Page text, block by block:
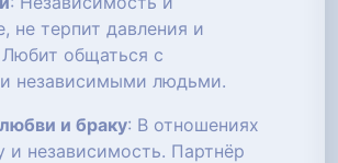
не терпит давления и
общаться с
независимыми людьми.
и браку: В отношениях
и независимость. Партнёр